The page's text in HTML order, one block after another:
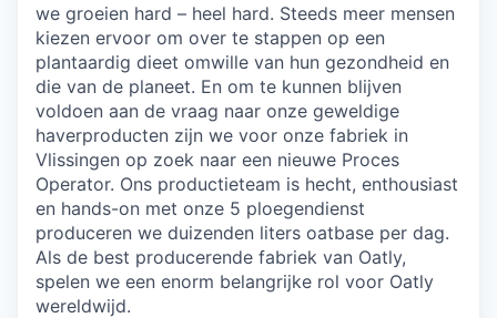
we groeien hard – heel hard. Steeds meer mensen
kiezen ervoor om over te stappen op een
plantaardig dieet omwille van hun gezondheid en
die van de planeet. En om te kunnen blijven
voldoen aan de vraag naar onze geweldige
haverproducten zijn we voor onze fabriek in
Vlissingen op zoek naar een nieuwe Proces
Operator. Ons productieteam is hecht, enthousiast
en hands-on met onze 5 ploegendienst
produceren we duizenden liters oatbase per dag.
Als de best producerende fabriek van Oatly,
spelen we een enorm belangrijke rol voor Oatly
wereldwijd.